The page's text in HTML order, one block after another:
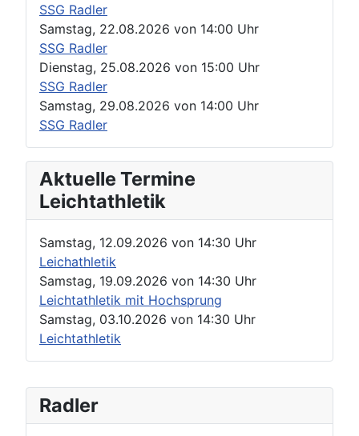
Radler
SSG Radler
Samstag, 22.08.2026 von 14:00 Uhr
SSG Radler
Dienstag, 25.08.2026 von 15:00 Uhr
SSG Radler
Samstag, 29.08.2026 von 14:00 Uhr
SSG Radler
Aktuelle Termine
Leichtathletik
Samstag, 12.09.2026 von 14:30 Uhr
Leichathletik
Samstag, 19.09.2026 von 14:30 Uhr
Leichtathletik mit Hochsprung
Samstag, 03.10.2026 von 14:30 Uhr
Leichtathletik